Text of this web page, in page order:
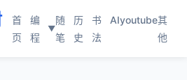
首
页
编
程
▼
随
笔
历
史
书
法
AIyoutube其
他